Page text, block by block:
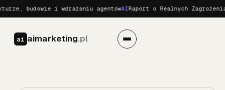
i wdrażaniu agentów AIRaport o Realnych Zagrożeniach AI
ai aimarketing.pl